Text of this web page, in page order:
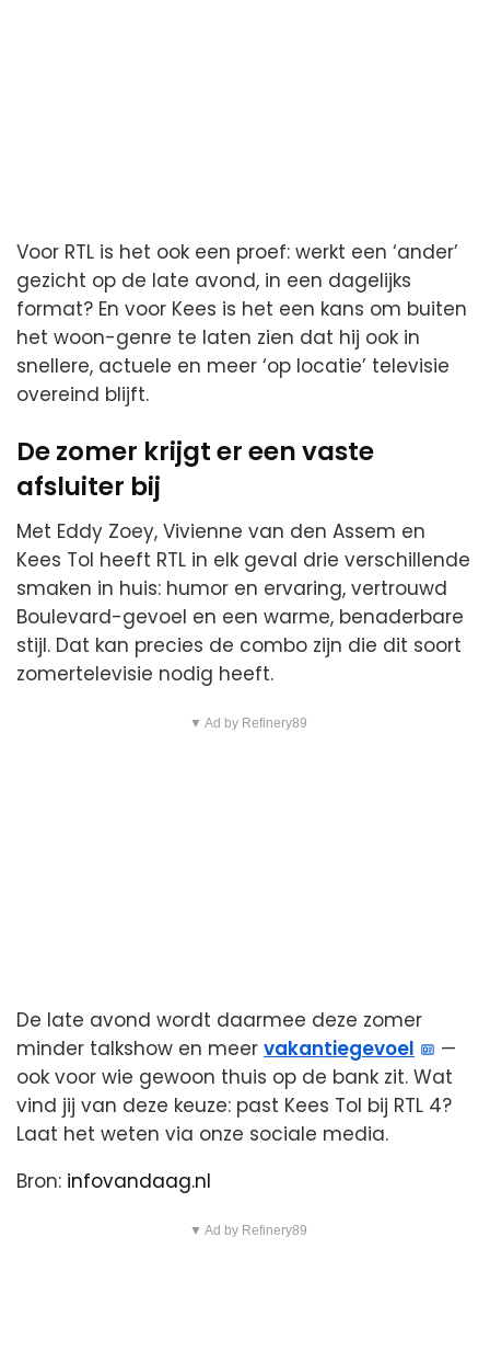
Voor RTL is het ook een proef: werkt een ‘ander’
gezicht op de late avond, in een dagelijks
format? En voor Kees is het een kans om buiten
het woon-genre te laten zien dat hij ook in
snellere, actuele en meer ‘op locatie’ televisie
overeind blijft.
De zomer krijgt er een vaste
afsluiter bij
Met Eddy Zoey, Vivienne van den Assem en
Kees Tol heeft RTL in elk geval drie verschillende
smaken in huis: humor en ervaring, vertrouwd
Boulevard-gevoel en een warme, benaderbare
stijl. Dat kan precies de combo zijn die dit soort
zomertelevisie nodig heeft.
▼ Ad by Refinery89
De late avond wordt daarmee deze zomer
minder talkshow en meer vakantiegevoel
—
ook voor wie gewoon thuis op de bank zit. Wat
vind jij van deze keuze: past Kees Tol bij RTL 4?
Laat het weten via onze sociale media.
Bron: infovandaag.nl
▼ Ad by Refinery89